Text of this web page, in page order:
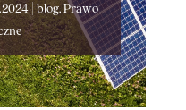
|blog,Prawo